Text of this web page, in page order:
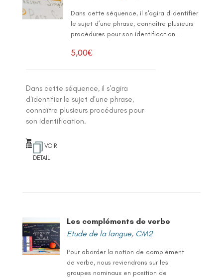
Dans cette séquence, il s'agira d'identifier
le sujet d’une phrase, connaître plusieurs
procédures pour son identification....
5,00€
Dans cette séquence, il s'agira
d'identifier le sujet d’une phrase,
connaître plusieurs procédures pour
son identification.
VOIR
DETAIL
Les compléments de verbe
Etude de la langue, CM2
Pour aborder la notion de complément
de verbe, nous reviendrons sur les
groupes nominaux en position de